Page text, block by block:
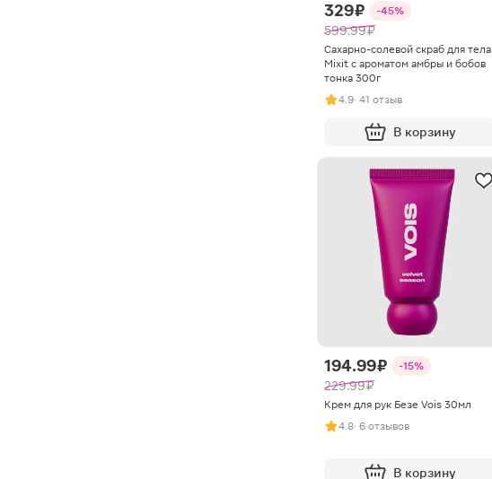
329 ₽ -45%
599.99 ₽
Сахарно-солевой скраб для тела
Mixit с ароматом амбры и бобов
тонка 300г
4.9· 41 отзыв
В корзину
194.99 ₽ -15%
229.99 ₽
Крем для рук Безе Vois 30мл
4.8· 6 отзывов
В корзину